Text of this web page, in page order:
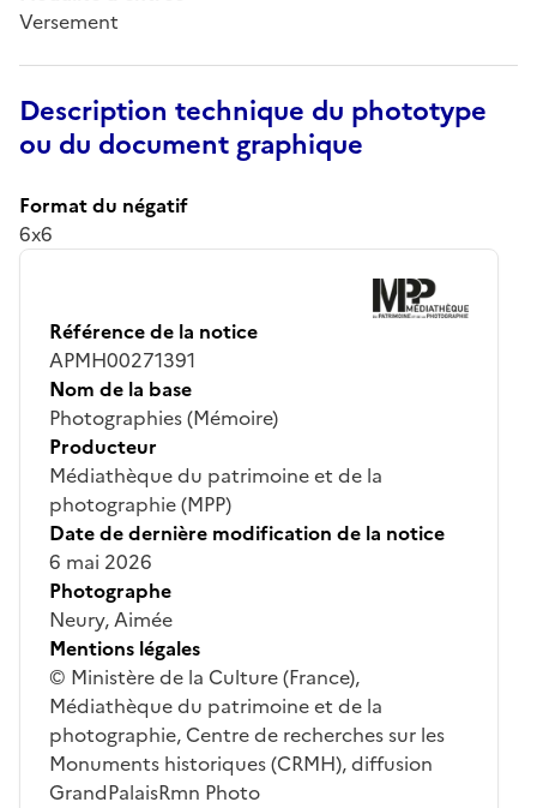
Versement
Description technique du phototype
ou du document graphique
Format du négatif
6x6
Référence de la notice
APMH00271391
Nom de la base
Photographies (Mémoire)
Producteur
Médiathèque du patrimoine et de la
photographie (MPP)
Date de dernière modification de la notice
6 mai 2026
Photographe
Neury, Aimée
Mentions légales
© Ministère de la Culture (France),
Médiathèque du patrimoine et de la
photographie, Centre de recherches sur les
Monuments historiques (CRMH), diffusion
GrandPalaisRmn Photo